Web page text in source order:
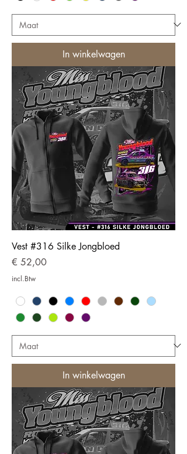
In winkelwagen
Vest #316 Silke Jongbloed
Prijs
€ 52,00
incl.Btw
In winkelwagen